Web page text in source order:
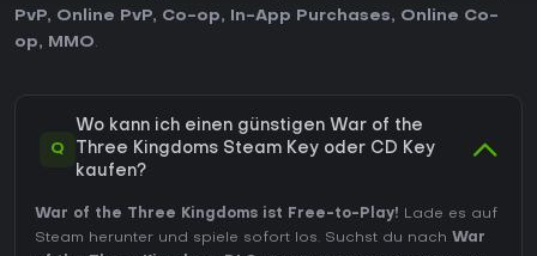
PvP, Online PvP, Co-op, In-App Purchases, Online Co-
op, MMO.
Q
Wo kann ich einen günstigen War of the
Three Kingdoms Steam Key oder CD Key
kaufen?
War of the Three Kingdoms ist Free-to-Play! Lade es auf
Steam herunter und spiele sofort los. Suchst du nach War